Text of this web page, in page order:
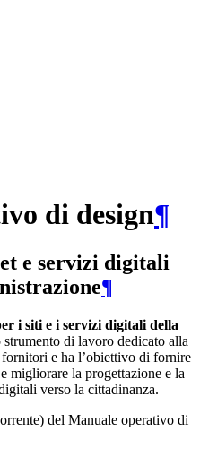
di design¶
e servizi digitali
¶
i siti e i servizi digitali della
strumento di lavoro dedicato alla
e ha l’obiettivo di fornire
migliorare la progettazione e la
verso la cittadinanza.
del Manuale operativo di